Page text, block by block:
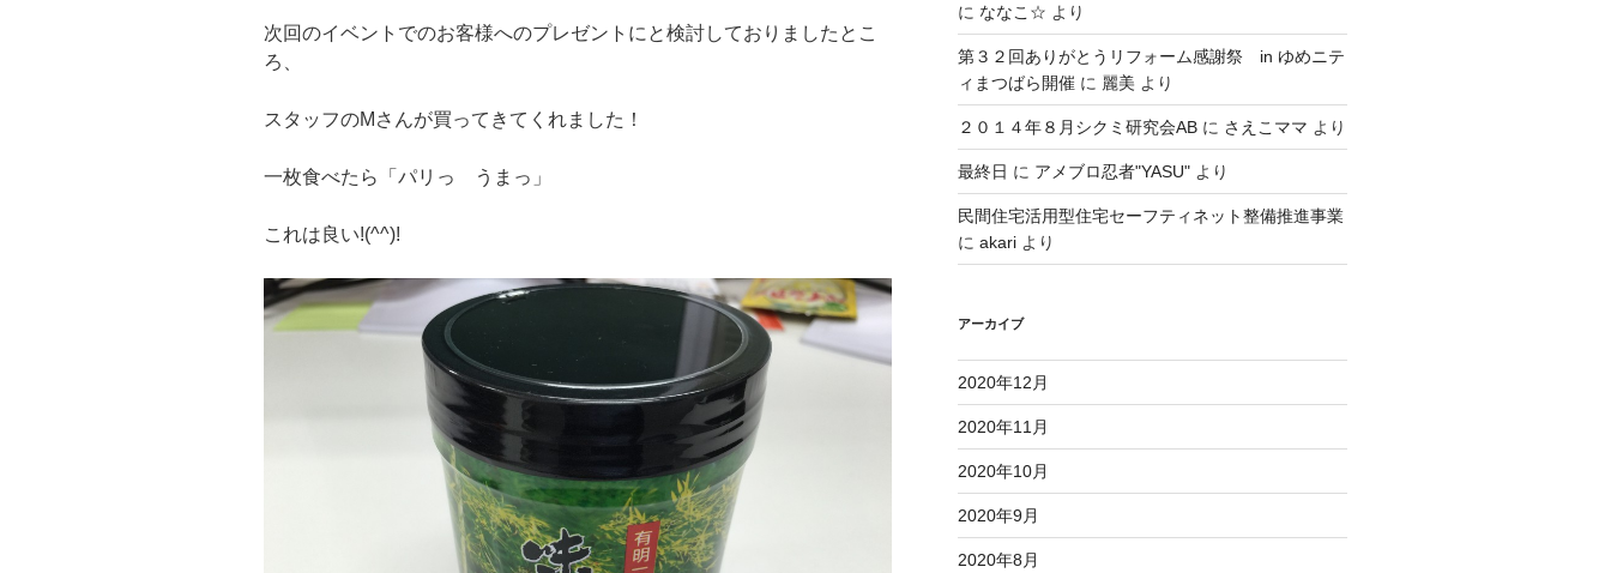
次回のイベントでのお客様へのプレゼントにと検討しておりましたとこ
ろ、
スタッフのMさんが買ってきてくれました！
一枚食べたら「パリっ うまっ」
これは良い!(^^)!
に ななこ☆ より
第３２回ありがとうリフォーム感謝祭 in ゆめニテ
ィまつばら開催に 麗美 より
２０１４年８月シクミ研究会ABに さえこママ より
最終日 に アメブロ忍者"YASU"より
民間住宅活用型住宅セーフティネット整備推進事業
に akariより
アーカイブ
2020年12月
2020年11月
2020年10月
2020年9月
2020年8月